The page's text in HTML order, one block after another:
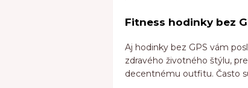
Fitness hodinky bez
Aj hodinky bez GPS vám
zdravého životného štýlu,
decentnému outfitu. Často